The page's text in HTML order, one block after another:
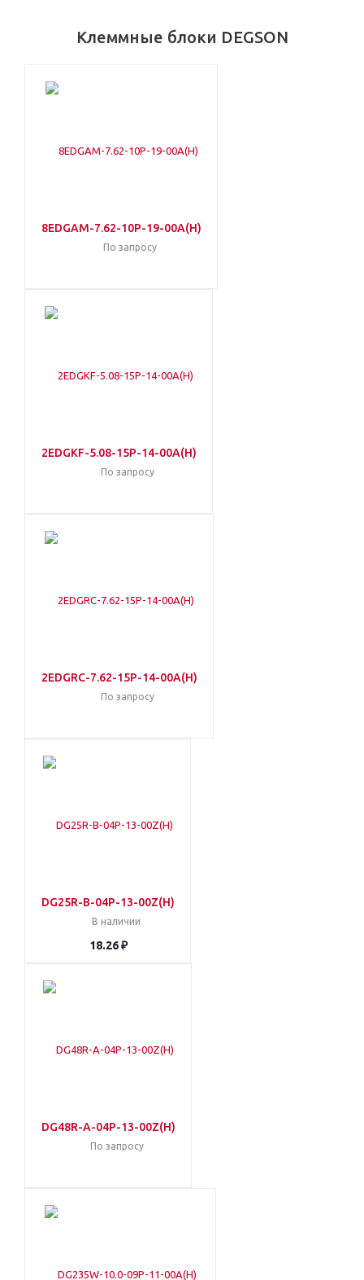
Клеммные блоки DEGSON
8EDGAM-7.62-10P-19-00A(H)
По запросу
2EDGKF-5.08-15P-14-00A(H)
По запросу
2EDGRC-7.62-15P-14-00A(H)
По запросу
DG25R-B-04P-13-00Z(H)
В наличии
18.26 ₽
DG48R-A-04P-13-00Z(H)
По запросу